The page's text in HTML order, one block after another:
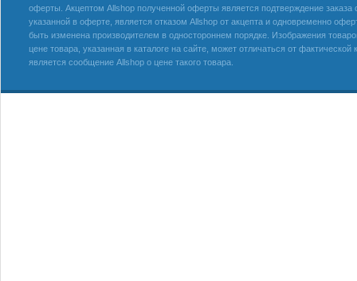
оферты. Акцептом Allshop полученной оферты является подтверждение
указанной в оферте, является отказом Allshop от акцепта и одновременно
быть изменена производителем в одностороннем порядке. Изображения
цене товара, указанная в каталоге на сайте, может отличаться от
является сообщение Allshop о цене такого товара.